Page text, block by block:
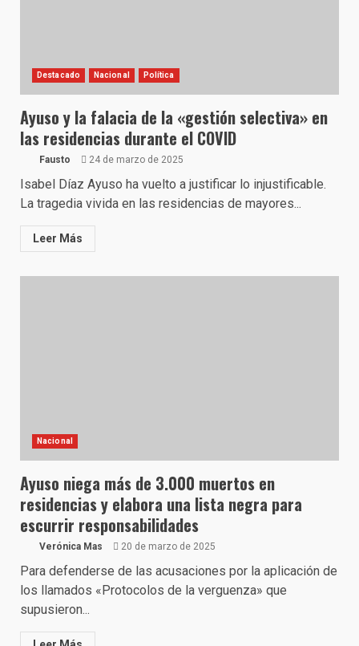
Destacado Nacional Política
Ayuso y la falacia de la «gestión selectiva» en
las residencias durante el COVID
Fausto 24 de marzo de 2025
Isabel Díaz Ayuso ha vuelto a justificar lo injustificable.
La tragedia vivida en las residencias de mayores...
Leer Más
Nacional
Ayuso niega más de 3.000 muertos en
residencias y elabora una lista negra para
escurrir responsabilidades
Verónica Mas 20 de marzo de 2025
Para defenderse de las acusaciones por la aplicación de
los llamados «Protocolos de la verguenza» que
supusieron...